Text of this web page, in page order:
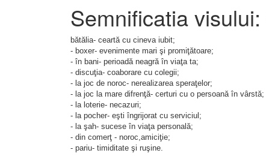
Semnificatia
bătălia- ceartă cu cineva iubit;
- boxer- evenimente mari şi promiţătoare;
- în bani- perioadă neagră în viaţa ta;
- discuţia- coaborare cu colegii;
- la joc de noroc- nerealizarea speraţelor;
- la joc la mare difrenţă- certuri cu o persoană în vârstă;
- la loterie- necazuri;
- la pocher- eşti îngrijorat cu serviciul;
- la şah- sucese în viaţa personală;
- din comerţ - noroc,amiciţie;
- pariu- timiditate şi ruşine.